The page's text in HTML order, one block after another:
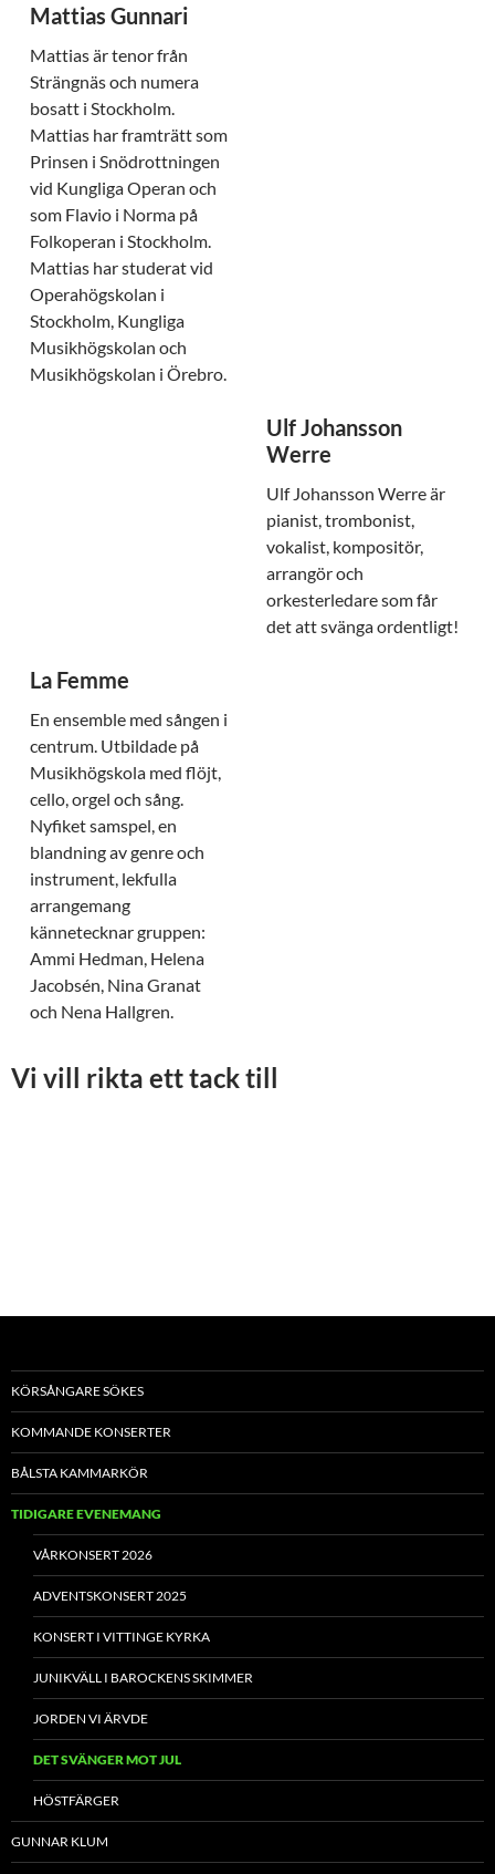
Mattias Gunnari
Mattias är tenor från
Strängnäs och numera
bosatt i Stockholm.
Mattias har framträtt som
Prinsen i Snödrottningen
vid Kungliga Operan och
som Flavio i Norma på
Folkoperan i Stockholm.
Mattias har studerat vid
Operahögskolan i
Stockholm, Kungliga
Musikhögskolan och
Musikhögskolan i Örebro.
Ulf Johansson
Werre
Ulf Johansson Werre är
pianist, trombonist,
vokalist, kompositör,
arrangör och
orkesterledare som får
det att svänga ordentligt!
La Femme
En ensemble med sången i
centrum. Utbildade på
Musikhögskola med flöjt,
cello, orgel och sång.
Nyfiket samspel, en
blandning av genre och
instrument, lekfulla
arrangemang
kännetecknar gruppen:
Ammi Hedman, Helena
Jacobsén, Nina Granat
och Nena Hallgren.
Vi vill rikta ett tack till
KÖRSÅNGARE SÖKES
KOMMANDE KONSERTER
BÅLSTA KAMMARKÖR
TIDIGARE EVENEMANG
VÅRKONSERT 2026
ADVENTSKONSERT 2025
KONSERT I VITTINGE KYRKA
JUNIKVÄLL I BAROCKENS SKIMMER
JORDEN VI ÄRVDE
DET SVÄNGER MOT JUL
HÖSTFÄRGER
GUNNAR KLUM